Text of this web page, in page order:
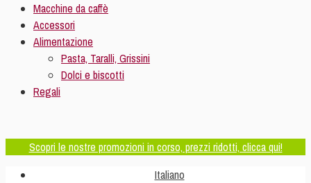
Macchine da caffè
Accessori
Alimentazione
Pasta, Taralli, Grissini
Dolci e biscotti
Regali
Scopri le nostre promozioni in corso, prezzi ridotti, clicca qui!
Italiano